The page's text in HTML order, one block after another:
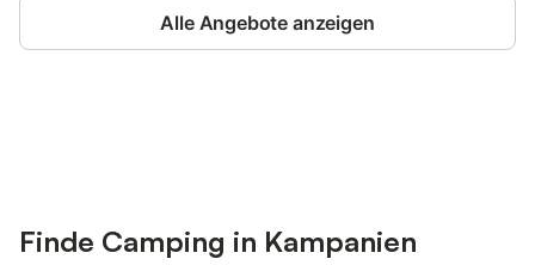
Alle Angebote anzeigen
Finde Camping in Kampanien